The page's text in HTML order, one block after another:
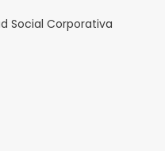
Social Corporativa